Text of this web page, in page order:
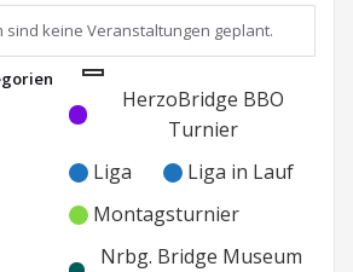
sind keine Veranstaltungen geplant.
Kategorie
ohne
Kategorie
HerzoBridge BBO
Turnier
Liga
Liga in Lauf
Montagsturnier
Nrbg. Bridge Museum